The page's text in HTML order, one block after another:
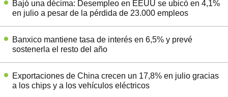
Bajó una décima: Desempleo en EEUU se ubicó en 4,1%
en julio a pesar de la pérdida de 23.000 empleos
Banxico mantiene tasa de interés en 6,5% y prevé
sostenerla el resto del año
Exportaciones de China crecen un 17,8% en julio gracias
a los chips y a los vehículos eléctricos